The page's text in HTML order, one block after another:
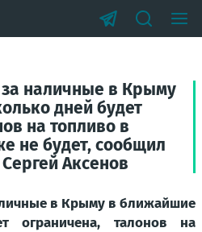
наличные в Крыму
дней будет
на топливо в
не будет, сообщил
Аксенов
в Крыму в ближайшие
ограничена, талонов на